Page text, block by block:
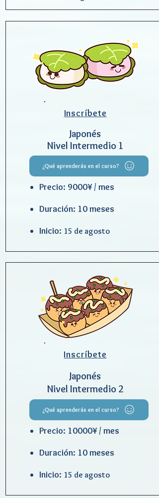
Inscríbete
Japonés
Nivel Intermedio 1
¿Qué aprenderás en el curso?
Precio: 9000¥ / mes
Duración: 10 meses
Inicio: 15 de agosto
Inscríbete
Japonés
Nivel Intermedio 2
¿Qué aprenderás en el curso?
Precio: 10000¥ / mes
Duración: 10 meses
Inicio: 15 de agosto